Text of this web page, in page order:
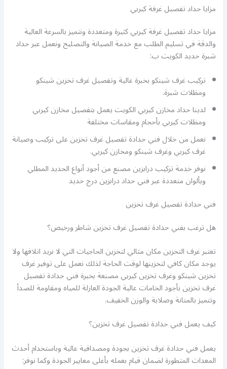
مزايا حداد تفصيل غرفة كيربي
مزايا حداد تفصيل غرفة كيربي كثيرة ومتعددة ونتميز بالسرعة العالية
والدقة في تسليم الطلب مع خدمة الصيانة والتصليح ونعمل عبر حداد
شبرة حديد الكويت ب:
تركيب غرف شينكو بخبرة عالية وتفصيل غرف تخزين شينكو
ومظلات شبرة.
لدينا حداد مخازن كيربي الكويت يعمل بتفصيل مخازن كيربي
ومظلات كيربي بأحجام ومقاسات مختلفة
نعمل من خلال فني حدادة تفصيل غرف تخزين على تركيب وصيانة
غرف كيربي وغرف شينكو ومخازن كيربي.
نوفر خدمة تركيب درابزين مصنع من أجود أنواع الحديد المطلي
وبألوان متعددة عبر فني حداد درابزين درج حديد
فني حدادة تفصيل غرف تخزين
هل ترغب بفني حدادة تفصيل غرف تخزين شاطر ورخيص؟
تعتبر غرف التخزين مكان مثالي لتخزين الحاجيات التي لا نريد اتلافها ولا
يوجد مكان كافي لتخزينها لوقت الحاجة لذلك نعمل على توفير غرف
تخزين شينكو وغرف تخزين كيربي مصنعة بخبرة فني حدادة تفصيل
غرف تخزين بأجود الخامات عالية الجودة العازلة للمياه ومقاومة للصدأ
وتتميز بالمتانة وصلابة والوزن الخفيف.
كيف يعمل فني حدادة تفصيل غرف تخزين؟
يعمل فني حدادة غرف تخزين بجودة ومصداقية عالية وباستخدام أحدث
المعدات المتطورة لضمان قيام بعمله بأعلى معايير الجودة وكما نوفر: